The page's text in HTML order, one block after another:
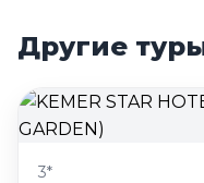
Другие
3*